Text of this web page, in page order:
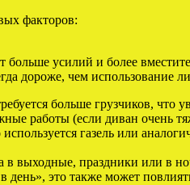
факторов:
усилий и более
дороже, чем использование
больше грузчиков, что
работы (если диван очень
газель или
в выходные, праздники или в
день», это также может